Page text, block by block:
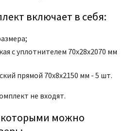
включает в себя:
с уплотнителем 70x28x2070 мм
прямой 70x8x2150 мм - 5 шт.
не входят.
можно